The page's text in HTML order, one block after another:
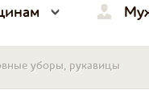
уборы, рукавицы